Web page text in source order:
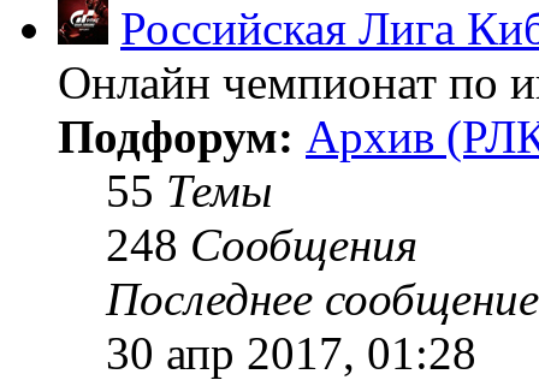
Российская Лига
Онлайн чемпионат по
Подфорум: Архив
55 Темы
248 Сообщения
Последнее сообщение
30 апр 2017, 01:28